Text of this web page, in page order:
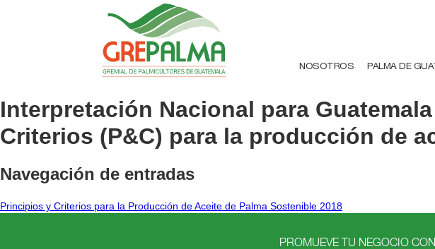
NOSOTROS PALMA DE
Interpretación Nacional para
Criterios (P&C) para la producción de
Navegación de entradas
Principios y Criterios para la Producción de Aceite de Palma Sostenible 2018
PROMUEVE TU NEGOCIO